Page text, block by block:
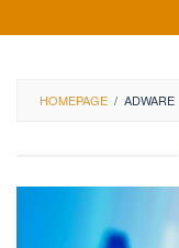
HOMEPAGE / ADWARE